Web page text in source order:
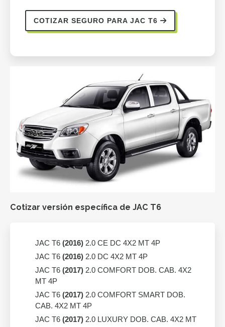
COTIZAR SEGURO PARA JAC T6
Cotizar versión específica de JAC T6
JAC T6 (2016) 2.0 CE DC 4X2 MT 4P
JAC T6 (2016) 2.0 DC 4X2 MT 4P
JAC T6 (2017) 2.0 COMFORT DOB. CAB. 4X2
MT 4P
JAC T6 (2017) 2.0 COMFORT SMART DOB.
CAB. 4X2 MT 4P
JAC T6 (2017) 2.0 LUXURY DOB. CAB. 4X2 MT